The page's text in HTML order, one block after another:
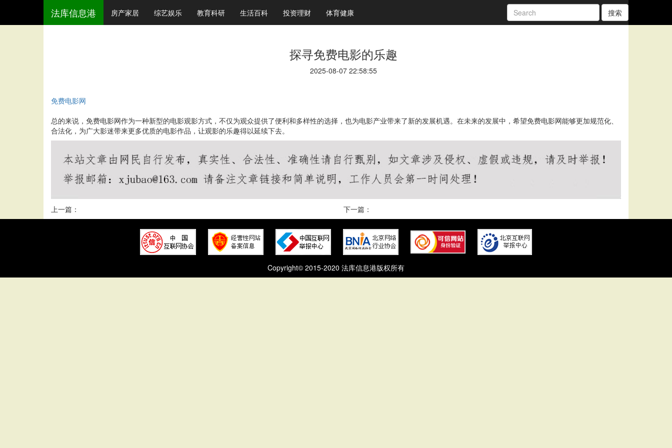
法库信息港 房产家居 综艺娱乐 教育科研 生活百科 投资理财 体育健康 搜索
探寻免费电影的乐趣
2025-08-07 22:58:55
免费电影网
总的来说，免费电影网作为一种新型的电影观影方式，不仅为观众提供了便利和多样性的选择，也为电影产业带来了新的发展机遇。在未来的发展中，希望免费电影网能够更加规范化、
合法化，为广大影迷带来更多优质的电影作品，让观影的乐趣得以延续下去。
上一篇： 下一篇：
Copyright© 2015-2020 法库信息港版权所有